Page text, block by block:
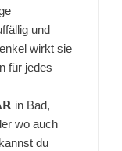
und
wirkt sie
für jedes
in Bad,
wo auch
du